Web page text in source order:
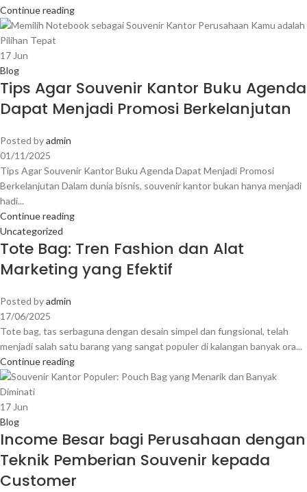
Continue reading
17 Jun
Blog
Tips Agar Souvenir Kantor Buku Agenda
Dapat Menjadi Promosi Berkelanjutan
Posted byadmin
01/11/2025
Tips Agar Souvenir Kantor Buku Agenda Dapat Menjadi Promosi
Berkelanjutan Dalam dunia bisnis, souvenir kantor bukan hanya menjadi
hadi...
Continue reading
Uncategorized
Tote Bag: Tren Fashion dan Alat
Marketing yang Efektif
Posted byadmin
17/06/2025
Tote bag, tas serbaguna dengan desain simpel dan fungsional, telah
menjadi salah satu barang yang sangat populer di kalangan banyak ora...
Continue reading
17 Jun
Blog
Income Besar bagi Perusahaan dengan
Teknik Pemberian Souvenir kepada
Customer